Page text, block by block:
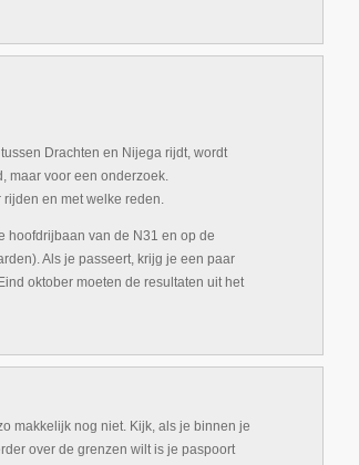
Drachten en Nijega rijdt, wordt
maar voor een onderzoek.
en met welke reden.
hoofdrijbaan van de N31 en op de
Als je passeert, krijg je een paar
oktober moeten de resultaten uit het
makkelijk nog niet. Kijk, als je binnen je
over de grenzen wilt is je paspoort